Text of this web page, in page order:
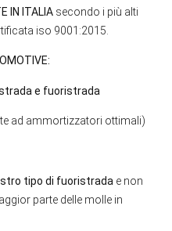
IN ITALIA secondo i più alti
iso 9001:2015.
e fuoristrada
ad ammortizzatori ottimali)
tipo di fuoristrada e non
parte delle molle in